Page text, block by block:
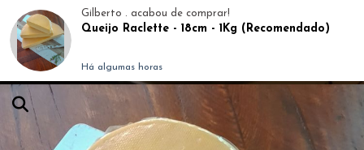
Gilberto . acabou de comprar!
Queijo Raclette - 18cm - 1Kg (Recomendado)
Há algumas horas